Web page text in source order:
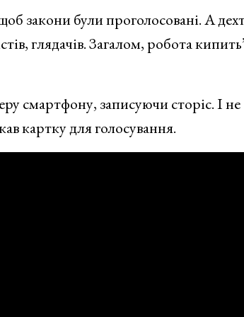
закони були проголосовані. А
глядачів. Загалом, робота
смартфону, записуючи сторіс. І не
картку для голосування.